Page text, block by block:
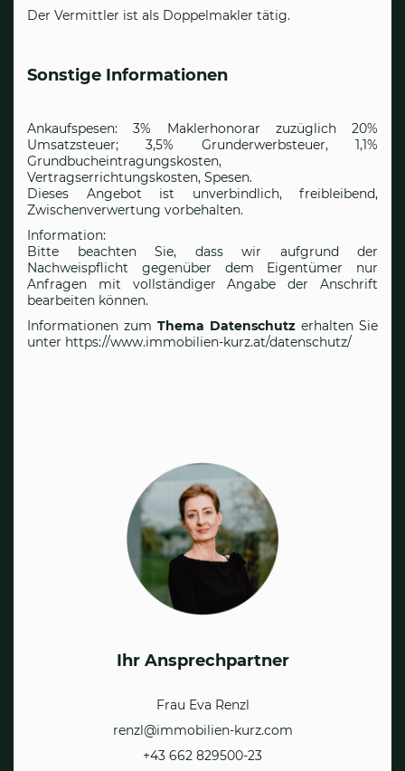
Der Vermittler ist als Doppelmakler tätig.
Sonstige Informationen
Ankaufspesen: 3% Maklerhonorar zuzüglich 20%
Umsatzsteuer; 3,5% Grunderwerbsteuer, 1,1%
Grundbucheintragungskosten,
Vertragserrichtungskosten, Spesen.
Dieses Angebot ist unverbindlich, freibleibend,
Zwischenverwertung vorbehalten.
Information:
Bitte beachten Sie, dass wir aufgrund der
Nachweispflicht gegenüber dem Eigentümer nur
Anfragen mit vollständiger Angabe der Anschrift
bearbeiten können.
Informationen zum Thema Datenschutz erhalten Sie
unter https://www.immobilien-kurz.at/datenschutz/
Ihr Ansprechpartner
Frau Eva Renzl
renzl@immobilien-kurz.com
+43 662 829500-23